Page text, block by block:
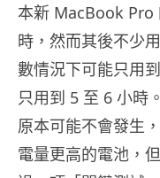
本新 MacBook Pro
時，然而其後不少
數情況下可能只用
只用到 5 至 6 小時
原本可能不會發生
電量更高的電池，